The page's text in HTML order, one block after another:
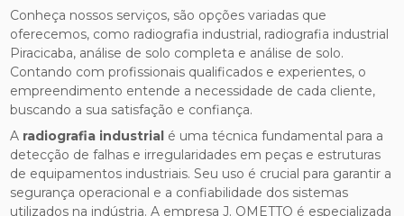
Conheça nossos serviços, são opções variadas que
oferecemos, como radiografia industrial, radiografia industrial
Piracicaba, análise de solo completa e análise de solo.
Contando com profissionais qualificados e experientes, o
empreendimento entende a necessidade de cada cliente,
buscando a sua satisfação e confiança.
A radiografia industrial é uma técnica fundamental para a
detecção de falhas e irregularidades em peças e estruturas
de equipamentos industriais. Seu uso é crucial para garantir a
segurança operacional e a confiabilidade dos sistemas
utilizados na indústria. A empresa J. OMETTO é especializada